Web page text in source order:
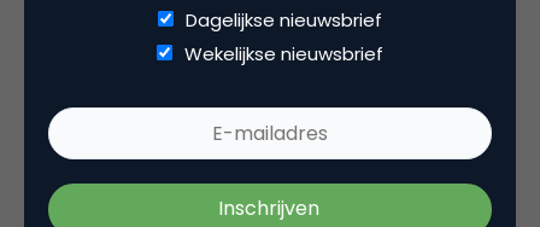
zelf developer bent: laat je niet in een technisch
hokje plaatsen, en doe recht aan je volledige
creatieve potentieel.
Dagelijkse nieuwsbrief
Wekelijkse nieuwsbrief